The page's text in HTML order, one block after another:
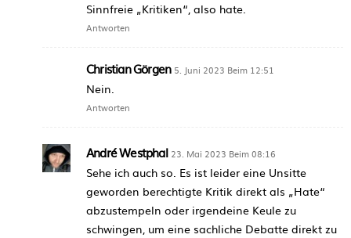
Sinnfreie „Kritiken“, also hate.
Antworten
Christian Görgen 5. Juni 2023 Beim 12:51
Nein.
Antworten
André Westphal 23. Mai 2023 Beim 08:16
Sehe ich auch so. Es ist leider eine Unsitte
geworden berechtigte Kritik direkt als „Hate“
abzustempeln oder irgendeine Keule zu
schwingen, um eine sachliche Debatte direkt zu